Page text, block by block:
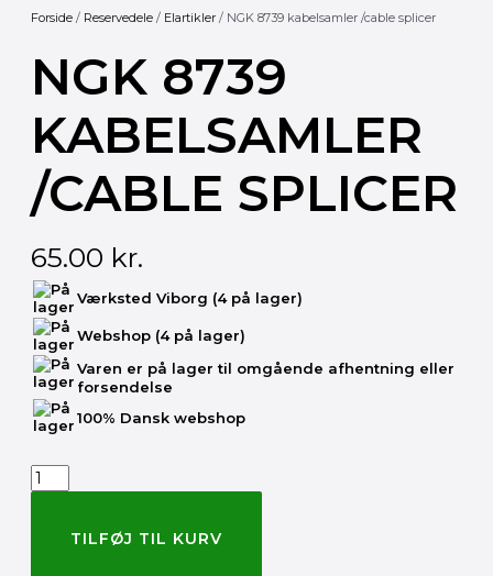
Forside / Reservedele / Elartikler / NGK 8739 kabelsamler /cable splicer
NGK 8739
KABELSAMLER
/CABLE SPLICER
65.00 kr.
Værksted Viborg (4 på lager)
Webshop (4 på lager)
Varen er på lager til omgående afhentning eller
forsendelse
100% Dansk webshop
NGK
8739
kabelsamler
/cable
splicer
antal
TILFØJ TIL KURV